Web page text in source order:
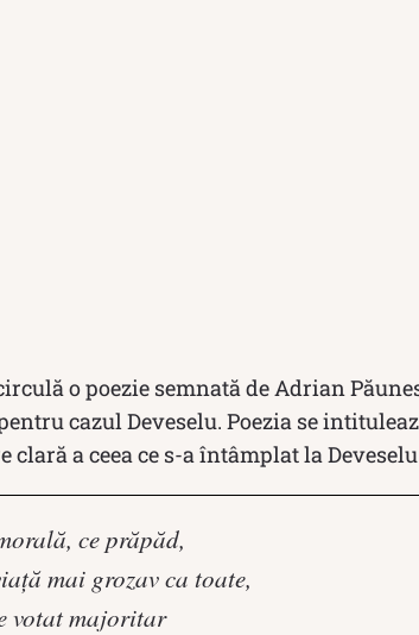
o poezie semnată de Adrian
cazul Deveselu. Poezia se
clară a ceea ce s-a întâmplat la
ce prăpăd,
mai grozav ca toate,
votat majoritar